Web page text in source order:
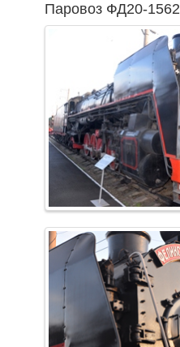
Паровоз ФД20-1562